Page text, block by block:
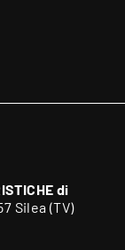
di
Silea (TV)